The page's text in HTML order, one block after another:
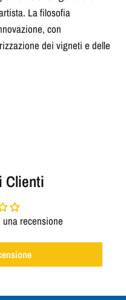
La filosofia
con
dei vigneti e delle
Clienti
recensione